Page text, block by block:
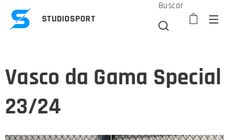
STUDIOSPORT
Buscar
Vasco da Gama Special
23/24